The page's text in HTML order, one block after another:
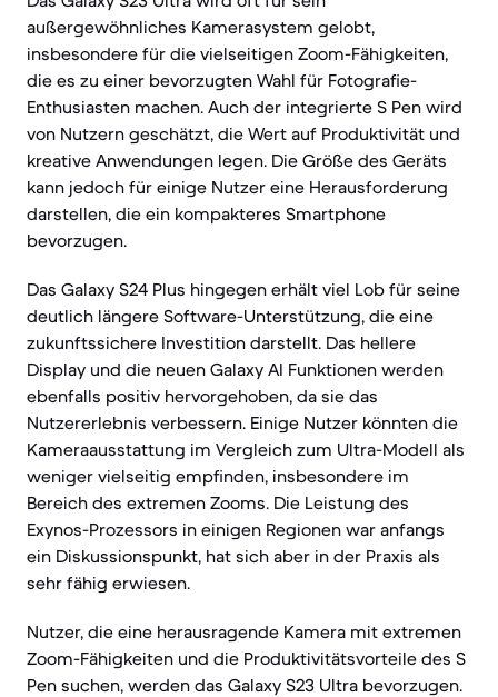
außergewöhnliches Kamerasystem gelobt,
insbesondere für die vielseitigen Zoom-Fähigkeiten,
die es zu einer bevorzugten Wahl für Fotografie-
Enthusiasten machen. Auch der integrierte S Pen wird
von Nutzern geschätzt, die Wert auf Produktivität und
kreative Anwendungen legen. Die Größe des Geräts
kann jedoch für einige Nutzer eine Herausforderung
darstellen, die ein kompakteres Smartphone
bevorzugen.
Das Galaxy S24 Plus hingegen erhält viel Lob für seine
deutlich längere Software-Unterstützung, die eine
zukunftssichere Investition darstellt. Das hellere
Display und die neuen Galaxy AI Funktionen werden
ebenfalls positiv hervorgehoben, da sie das
Nutzererlebnis verbessern. Einige Nutzer könnten die
Kameraausstattung im Vergleich zum Ultra-Modell als
weniger vielseitig empfinden, insbesondere im
Bereich des extremen Zooms. Die Leistung des
Exynos-Prozessors in einigen Regionen war anfangs
ein Diskussionspunkt, hat sich aber in der Praxis als
sehr fähig erwiesen.
Nutzer, die eine herausragende Kamera mit extremen
Zoom-Fähigkeiten und die Produktivitätsvorteile des S
Pen suchen, werden das Galaxy S23 Ultra bevorzugen.